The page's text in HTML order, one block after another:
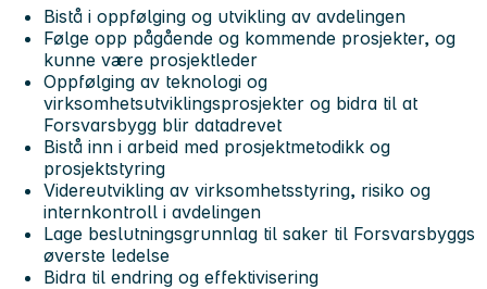
Bistå i oppfølging og utvikling av avdelingen
Følge opp pågående og kommende prosjekter, og
kunne være prosjektleder
Oppfølging av teknologi og
virksomhetsutviklingsprosjekter og bidra til at
Forsvarsbygg blir datadrevet
Bistå inn i arbeid med prosjektmetodikk og
prosjektstyring
Videreutvikling av virksomhetsstyring, risiko og
internkontroll i avdelingen
Lage beslutningsgrunnlag til saker til Forsvarsbyggs
øverste ledelse
Bidra til endring og effektivisering